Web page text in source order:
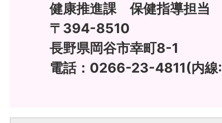
健康推進課 保健指導担当
〒394-8510
長野県岡谷市幸町8-1
電話：0266-23-4811(内線